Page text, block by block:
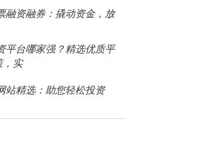
融资融券：撬动资金，放
平台哪家强？精选优质平
，实
站精选：助您轻松投资